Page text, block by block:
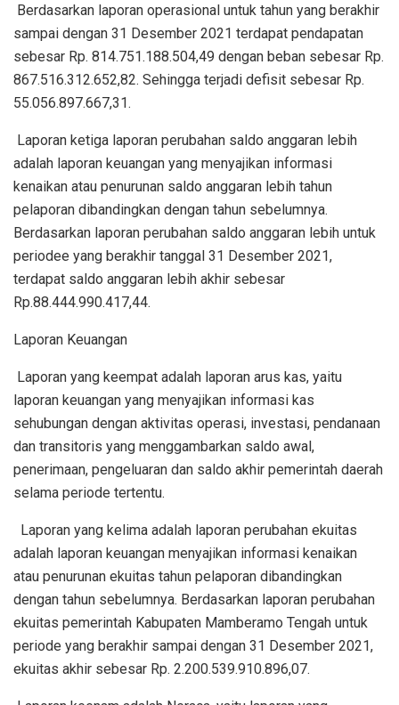
Berdasarkan laporan operasional untuk tahun yang berakhir
sampai dengan 31 Desember 2021 terdapat pendapatan
sebesar Rp. 814.751.188.504,49 dengan beban sebesar Rp.
867.516.312.652,82. Sehingga terjadi defisit sebesar Rp.
55.056.897.667,31.
Laporan ketiga laporan perubahan saldo anggaran lebih
adalah laporan keuangan yang menyajikan informasi
kenaikan atau penurunan saldo anggaran lebih tahun
pelaporan dibandingkan dengan tahun sebelumnya.
Berdasarkan laporan perubahan saldo anggaran lebih untuk
periodee yang berakhir tanggal 31 Desember 2021,
terdapat saldo anggaran lebih akhir sebesar
Rp.88.444.990.417,44.
Laporan Keuangan
Laporan yang keempat adalah laporan arus kas, yaitu
laporan keuangan yang menyajikan informasi kas
sehubungan dengan aktivitas operasi, investasi, pendanaan
dan transitoris yang menggambarkan saldo awal,
penerimaan, pengeluaran dan saldo akhir pemerintah daerah
selama periode tertentu.
Laporan yang kelima adalah laporan perubahan ekuitas
adalah laporan keuangan menyajikan informasi kenaikan
atau penurunan ekuitas tahun pelaporan dibandingkan
dengan tahun sebelumnya. Berdasarkan laporan perubahan
ekuitas pemerintah Kabupaten Mamberamo Tengah untuk
periode yang berakhir sampai dengan 31 Desember 2021,
ekuitas akhir sebesar Rp. 2.200.539.910.896,07.